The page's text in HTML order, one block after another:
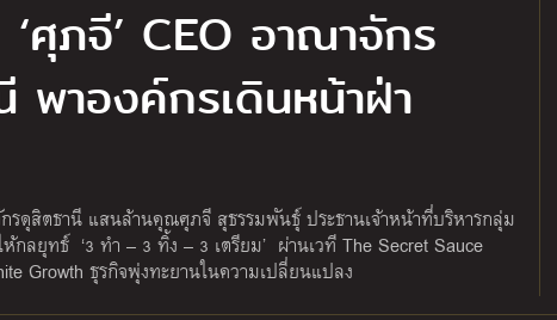
ศุภจี’ CEO อาณาจักร
พาองค์กรเดินหน้าฝ่า
รดุสิตธานี แสนล้านคุณศุภจี สุธรรมพันธุ์ ประธานเจ้าหน้าที่บริหารกลุ่ม
ลยุทธ์ ‘3 ทำ – 3 ทิ้ง – 3 เตรียม’ ผ่านเวที The Secret Sauce
Growth ธุรกิจพุ่งทะยานในความเปลี่ยนแปลง